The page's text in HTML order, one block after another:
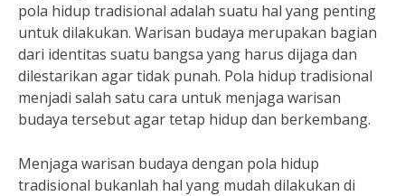
pola hidup tradisional adalah suatu hal yang penting
untuk dilakukan. Warisan budaya merupakan bagian
dari identitas suatu bangsa yang harus dijaga dan
dilestarikan agar tidak punah. Pola hidup tradisional
menjadi salah satu cara untuk menjaga warisan
budaya tersebut agar tetap hidup dan berkembang.
Menjaga warisan budaya dengan pola hidup
tradisional bukanlah hal yang mudah dilakukan di